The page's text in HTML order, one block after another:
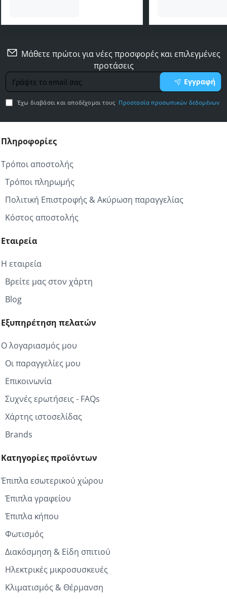
Μάθετε πρώτοι για νέες προσφορές και επιλεγμένες
προτάσεις
Γράψτε
το
email
σας
Εγγραφή
Έχω διαβάσει και αποδέχομαι τους Προστασία προσωπικών δεδομένων
Πληροφορίες
Τρόποι αποστολής
Τρόποι πληρωμής
Πολιτική Επιστροφής & Ακύρωση παραγγελίας
Κόστος αποστολής
Εταιρεία
Η εταιρεία
Βρείτε μας στον χάρτη
Blog
Εξυπηρέτηση πελατών
Ο λογαριασμός μου
Οι παραγγελίες μου
Επικοινωνία
Συχνές ερωτήσεις - FAQs
Χάρτης ιστοσελίδας
Brands
Κατηγορίες προϊόντων
Έπιπλα εσωτερικού χώρου
Έπιπλα γραφείου
Έπιπλα κήπου
Φωτισμός
Διακόσμηση & Είδη σπιτιού
Ηλεκτρικές μικροσυσκευές
Κλιματισμός & Θέρμανση